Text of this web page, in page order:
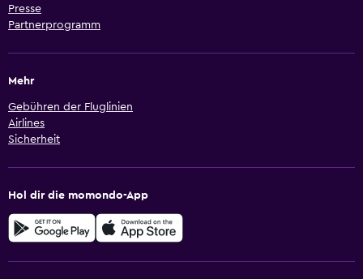
Presse
Partnerprogramm
Mehr
Gebühren der Fluglinien
Airlines
Sicherheit
Hol dir die momondo-App